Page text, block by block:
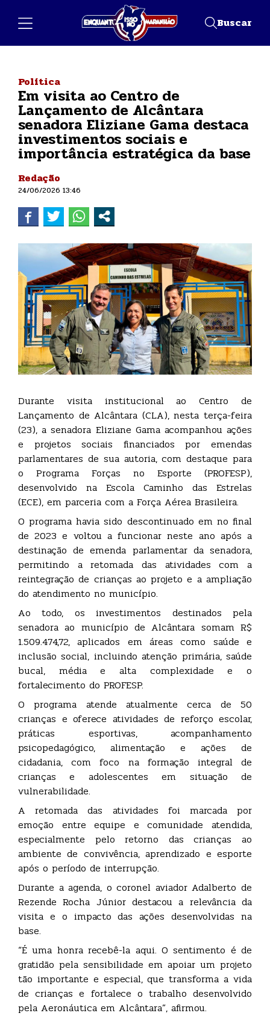
Buscar
Política
Em visita ao Centro de
Lançamento de Alcântara
senadora Eliziane Gama destaca
investimentos sociais e
importância estratégica da base
Redação
24/06/2026 13:46
Durante visita institucional ao Centro de
Lançamento de Alcântara (CLA), nesta terça-feira
(23), a senadora Eliziane Gama acompanhou ações
e projetos sociais financiados por emendas
parlamentares de sua autoria, com destaque para
o Programa Forças no Esporte (PROFESP),
desenvolvido na Escola Caminho das Estrelas
(ECE), em parceria com a Força Aérea Brasileira.
O programa havia sido descontinuado em no final
de 2023 e voltou a funcionar neste ano após a
destinação de emenda parlamentar da senadora,
permitindo a retomada das atividades com a
reintegração de crianças ao projeto e a ampliação
do atendimento no município.
Ao todo, os investimentos destinados pela
senadora ao município de Alcântara somam R$
1.509.474,72, aplicados em áreas como saúde e
inclusão social, incluindo atenção primária, saúde
bucal, média e alta complexidade e o
fortalecimento do PROFESP.
O programa atende atualmente cerca de 50
crianças e oferece atividades de reforço escolar,
práticas esportivas, acompanhamento
psicopedagógico, alimentação e ações de
cidadania, com foco na formação integral de
crianças e adolescentes em situação de
vulnerabilidade.
A retomada das atividades foi marcada por
emoção entre equipe e comunidade atendida,
especialmente pelo retorno das crianças ao
ambiente de convivência, aprendizado e esporte
após o período de interrupção.
Durante a agenda, o coronel aviador Adalberto de
Rezende Rocha Júnior destacou a relevância da
visita e o impacto das ações desenvolvidas na
base.
“É uma honra recebê-la aqui. O sentimento é de
gratidão pela sensibilidade em apoiar um projeto
tão importante e especial, que transforma a vida
de crianças e fortalece o trabalho desenvolvido
pela Aeronáutica em Alcântara”, afirmou.